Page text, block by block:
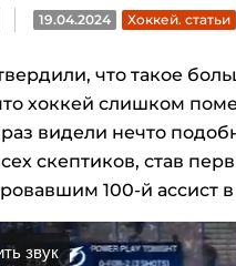
19.04.2024 Хоккей. статьи
что такое
хоккей слишком
видели нечто
скептиков, став
100-й ассист